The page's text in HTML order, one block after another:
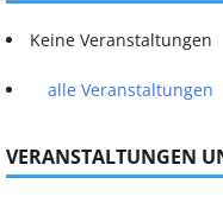
Keine Veranstaltungen
alle Veranstaltungen
VERANSTALTUNGEN